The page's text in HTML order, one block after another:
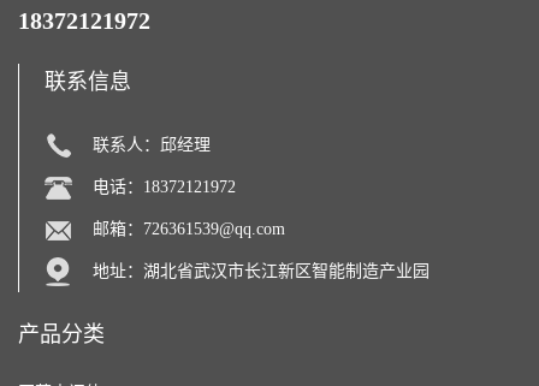
18372121972
联系信息
联系人：邱经理
电话：18372121972
邮箱： 726361539@qq.com
地址：湖北省武汉市长江新区智能制造产业园
产品分类